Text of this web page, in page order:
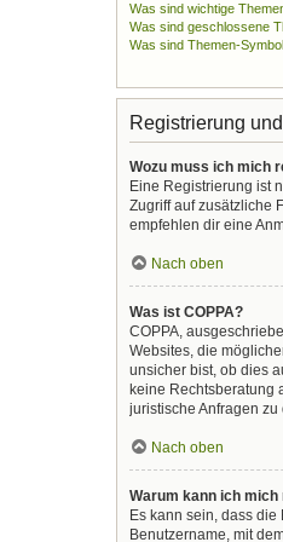
Was sind wichtige
Was sind geschlossene
Was sind Themen-
Registrierung
Wozu muss ich mich
Eine Registrierung ist
Zugriff auf zusätzliche
empfehlen dir eine
Nach oben
Was ist COPPA?
COPPA,
Websites, die
unsicher bist, ob dies
keine Rechtsberatung
juristische Anfragen
Nach oben
Warum kann ich
Es kann sein, dass
Benutzername, mit